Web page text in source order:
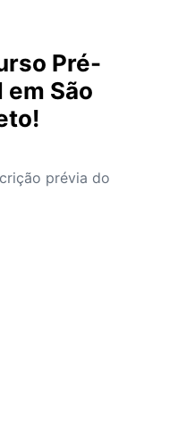
Pré-
em São
prévia do